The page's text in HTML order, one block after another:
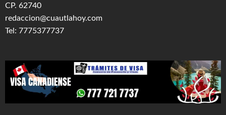
CP. 62740
redaccion@cuautlahoy.com
Tel: 7775377737